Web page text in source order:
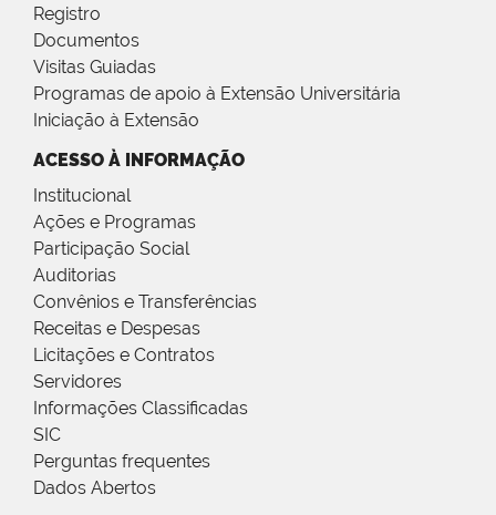
Registro
Documentos
Visitas Guiadas
Programas de apoio à Extensão Universitária
Iniciação à Extensão
ACESSO À INFORMAÇÃO
Institucional
Ações e Programas
Participação Social
Auditorias
Convênios e Transferências
Receitas e Despesas
Licitações e Contratos
Servidores
Informações Classificadas
SIC
Perguntas frequentes
Dados Abertos